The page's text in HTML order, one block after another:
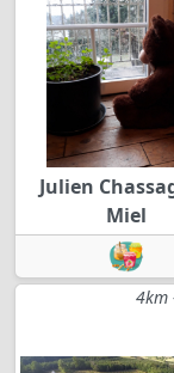
Julien
Miel
4km